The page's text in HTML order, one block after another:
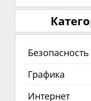
Безопасность
Графика
Интернет